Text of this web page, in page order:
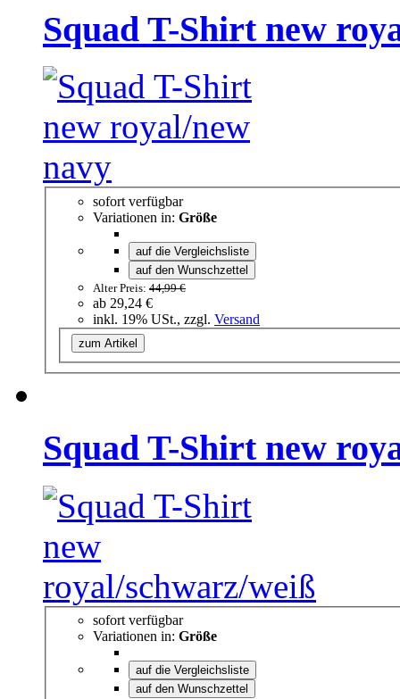
Squad T-Shirt new
sofort verfügbar
Variationen in: Größe
auf die Vergleichsliste
auf den Wunschzettel
Alter Preis: 44,99 €
ab 29,24 €
inkl. 19% USt., zzgl. Versand
zum Artikel
Squad T-Shirt new
sofort verfügbar
Variationen in: Größe
auf die Vergleichsliste
auf den Wunschzettel